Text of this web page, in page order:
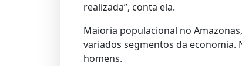
realizada”, conta ela.
Maioria populacional no
variados segmentos da economia.
homens.